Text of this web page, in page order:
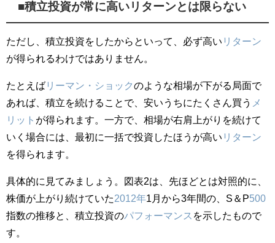
■積立投資が常に高いリターンとは限らない
ただし、積立投資をしたからといって、必ず高い リターン
が得られるわけではありません。
たとえばリーマン・ショックのような相場が下がる局面で
あれば、積立を続けることで、安いうちにたくさん買う メ
リット が得られます。一方で、相場が右肩上がりを続けて
いく場合には、最初に一括で投資したほうが高い リターン
を得られます。
具体的に見てみましょう。図表2は、先ほどとは対照的に、
株価が上がり続けていた2012年1月から3年間の、S＆P500
指数の推移と、積立投資のパフォーマンス を示したもので
す。